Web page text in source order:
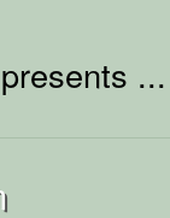
presents ...